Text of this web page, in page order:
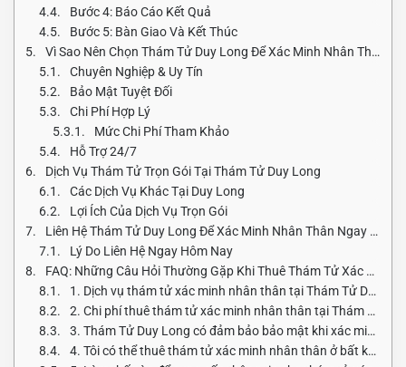
Bước 4: Báo Cáo Kết Quả
Bước 5: Bàn Giao Và Kết Thúc
Vì Sao Nên Chọn Thám Tử Duy Long Để Xác Minh Nhân Thân?
Chuyên Nghiệp & Uy Tín
Bảo Mật Tuyệt Đối
Chi Phí Hợp Lý
Mức Chi Phí Tham Khảo
Hỗ Trợ 24/7
Dịch Vụ Thám Tử Trọn Gói Tại Thám Tử Duy Long
Các Dịch Vụ Khác Tại Duy Long
Lợi Ích Của Dịch Vụ Trọn Gói
Liên Hệ Thám Tử Duy Long Để Xác Minh Nhân Thân Ngay Hôm Nay
Lý Do Liên Hệ Ngay Hôm Nay
FAQ: Những Câu Hỏi Thường Gặp Khi Thuê Thám Tử Xác Minh Nhân Thân
1. Dịch vụ thám tử xác minh nhân thân tại Thám Tử Duy Long bao gồm những gì?
2. Chi phí thuê thám tử xác minh nhân thân tại Thám Tử Duy Long là bao nhiêu?
3. Thám Tử Duy Long có đảm bảo bảo mật khi xác minh nhân thân không?
4. Tôi có thể thuê thám tử xác minh nhân thân ở bất kỳ tỉnh thành nào không?